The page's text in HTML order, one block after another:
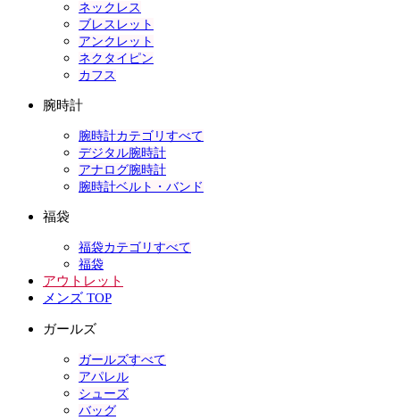
ネックレス
ブレスレット
アンクレット
ネクタイピン
カフス
腕時計
腕時計カテゴリすべて
デジタル腕時計
アナログ腕時計
腕時計ベルト・バンド
福袋
福袋カテゴリすべて
福袋
アウトレット
メンズ TOP
ガールズ
ガールズすべて
アパレル
シューズ
バッグ